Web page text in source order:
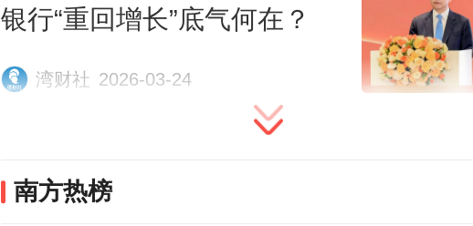
护城河，吸引中小中介入驻，不得不让
润。但当平台上的“诸侯”势力越来越大，
持对交易流程的掌控力，是贝壳将要面
银行“重回增长”底气何在？
湾财社 2026-03-24
南方热榜